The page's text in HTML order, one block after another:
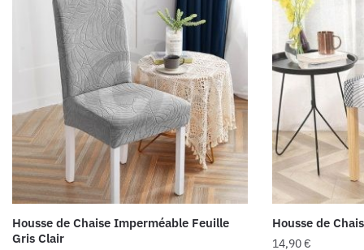
Housse de Chaise Imperméable Feuille
Gris Clair
Housse de
14,90€